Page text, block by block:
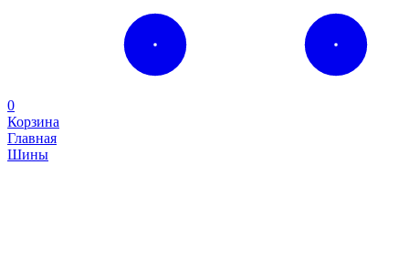
0
Корзина
Главная
Шины